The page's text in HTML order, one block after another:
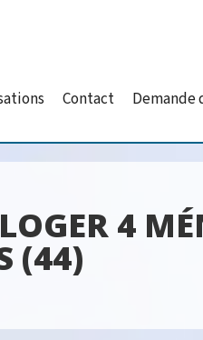
Contact Demande
4
(44)